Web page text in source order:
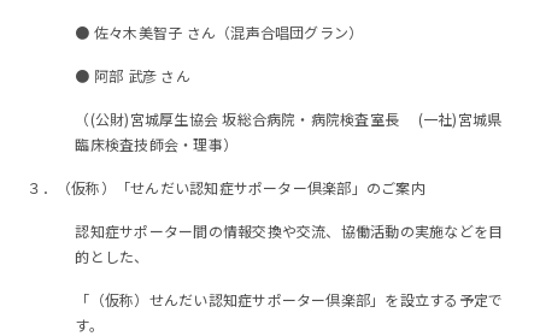
● 佐々木美智子 さん（混声合唱団グラン）
● 阿部 武彦 さん
（(公財)宮城厚生協会 坂総合病院・病院検査室長 (一社)宮城県
臨床検査技師会・理事）
３．（仮称）「せんだい認知症サポーター倶楽部」のご案内
認知症サポーター間の情報交換や交流、協働活動の実施などを目
的とした、
「（仮称）せんだい認知症サポーター倶楽部」を設立する予定で
す。